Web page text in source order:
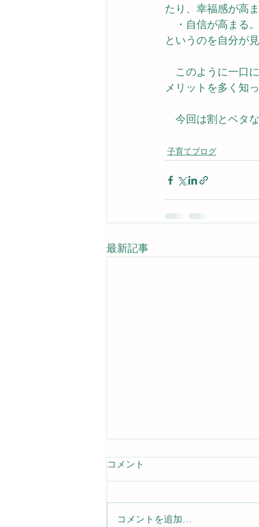
たり、幸福感が高ま
・自信が高まる
というのを自分が
このように一口
メリットを多く知
今回は割とベタ
子育てブログ
最新記事
コメント
コメントを追加…